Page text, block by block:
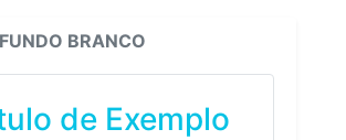
BRANCO
de Exemplo